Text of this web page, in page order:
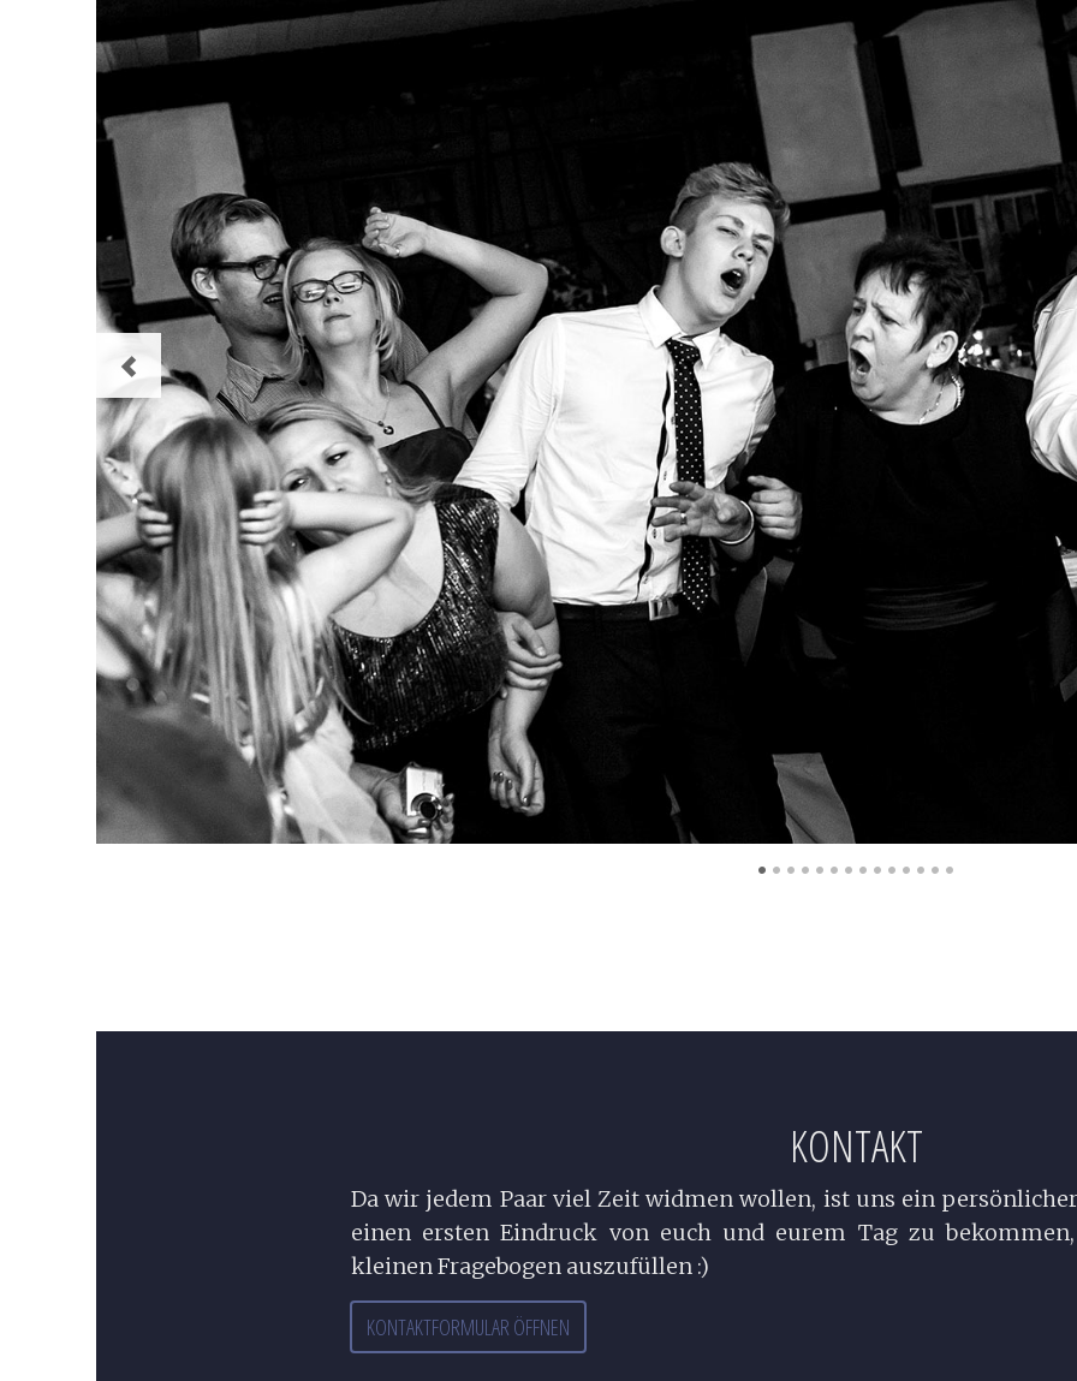
Zurück
••••••••••••••
KONTAKT
Da wir jedem Paar viel Zeit widmen wollen, ist uns ein
einen ersten Eindruck von euch und eurem Tag zu
kleinen Fragebogen auszufüllen :)
KONTAKTFORMULAR ÖFFNEN